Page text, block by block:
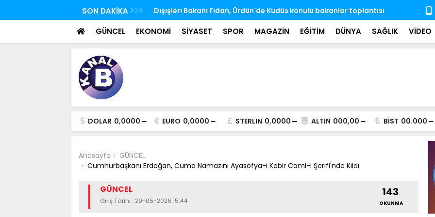
SON DAKİKA
Kudüs konulu bakanlar toplantısı
Ağustos ayı yaşlı ve engelli aylıkları artışlı şekilde hesaplara
yatırılmaya başlandı
GÜNCEL EKONOMİ SİYASET SPOR MAGAZİN EĞİTİM DÜNYA SAĞLIK VİDEO
DOLAR 0,0000 EURO 0,0000 STERLIN 0,0000 ALTIN 000,00 BİST 00.000
Anasayfa
GÜNCEL
Cumhurbaşkanı Erdoğan, Cuma Namazını Ayasofya-i Kebir Cami-i Şerifi'nde Kıldı
GÜNCEL
Giriş Tarihi : 29-05-2026 15:44
143
OKUNMA